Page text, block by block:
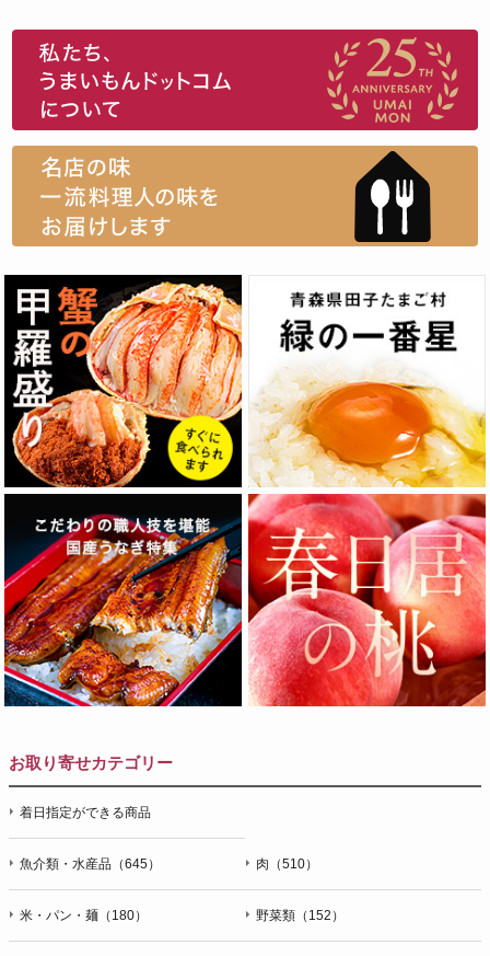
お取り寄せカテゴリー
着日指定ができる商品
魚介類・水産品（645） 肉（510）
米・パン・麺（180） 野菜類（152）